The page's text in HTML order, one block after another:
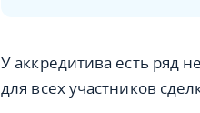
У аккредитива есть ряд
для всех участников